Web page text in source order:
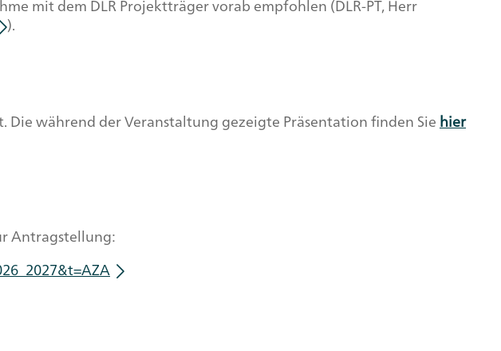
mit dem DLR Projektträger vorab empfohlen (DLR-PT, Herr
).
während der Veranstaltung gezeigte Präsentation finden Siehier
Antragstellung: